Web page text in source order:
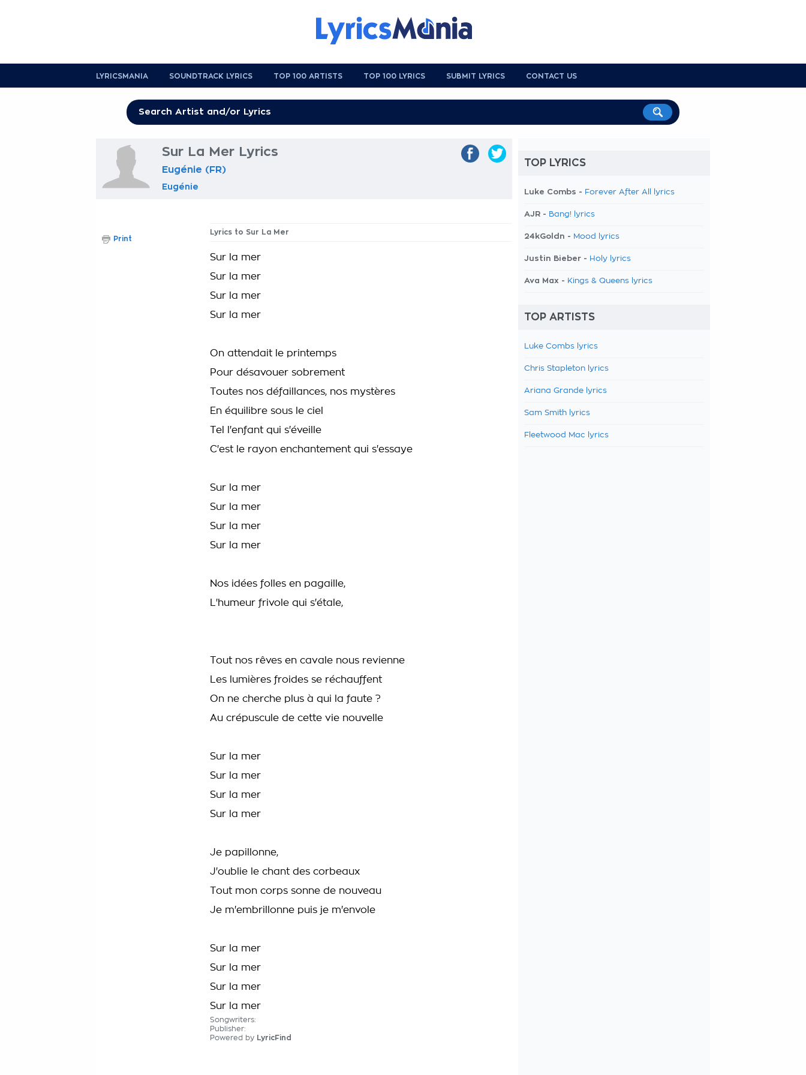
LYRICSMANIA SOUNDTRACK LYRICS TOP 100 ARTISTS TOP 100 LYRICS SUBMIT LYRICS CONTACT US
Sur La Mer Lyrics
Eugénie (FR)
Eugénie
Lyrics to Sur La Mer
Sur la mer
Sur la mer
Sur la mer
Sur la mer
On attendait le printemps
Pour désavouer sobrement
Toutes nos défaillances, nos mystères
En équilibre sous le ciel
Tel l'enfant qui s'éveille
C'est le rayon enchantement qui s'essaye
Sur la mer
Sur la mer
Sur la mer
Sur la mer
Nos idées folles en pagaille,
L'humeur frivole qui s'étale,
Tout nos rêves en cavale nous revienne
Les lumières froides se réchauffent
On ne cherche plus à qui la faute ?
Au crépuscule de cette vie nouvelle
Sur la mer
Sur la mer
Sur la mer
Sur la mer
Je papillonne,
J'oublie le chant des corbeaux
Tout mon corps sonne de nouveau
Je m'embrillonne puis je m'envole
Sur la mer
Sur la mer
Sur la mer
Sur la mer
Songwriters:
Publisher:
Powered by LyricFind
Print
TOP LYRICS
Luke Combs - Forever After All lyrics
AJR - Bang! lyrics
24kGoldn - Mood lyrics
Justin Bieber - Holy lyrics
Ava Max - Kings & Queens lyrics
TOP ARTISTS
Luke Combs lyrics
Chris Stapleton lyrics
Ariana Grande lyrics
Sam Smith lyrics
Fleetwood Mac lyrics